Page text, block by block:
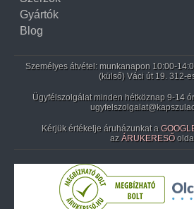
Gyártók
Blog
Személyes átvétel: munkanapon 10:00-
(külső) Váci út 19. 312-
Ügyfélszolgálat minden hétköznap 9-14
Kérjük értékelje áruházunkat a
az ÁRUKERESŐ